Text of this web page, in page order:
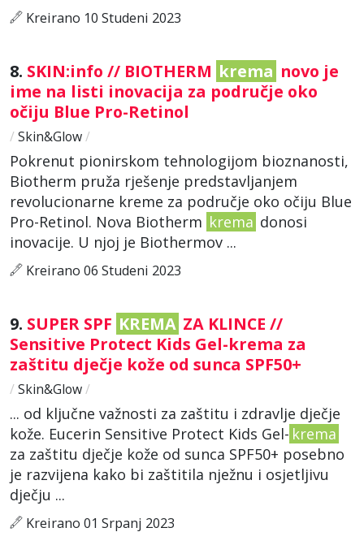
Kreirano 10 Studeni 2023
8. SKIN:info // BIOTHERM krema novo je
ime na listi inovacija za područje oko
očiju Blue Pro-Retinol
/ Skin&Glow/
Pokrenut pionirskom tehnologijom bioznanosti,
Biotherm pruža rješenje predstavljanjem
revolucionarne kreme za područje oko očiju Blue
Pro-Retinol. Nova Biotherm krema donosi
inovacije. U njoj je Biothermov ...
Kreirano 06 Studeni 2023
9. SUPER SPF KREMA ZA KLINCE //
Sensitive Protect Kids Gel-krema za
zaštitu dječje kože od sunca SPF50+
/ Skin&Glow/
... od ključne važnosti za zaštitu i zdravlje dječje
kože. Eucerin Sensitive Protect Kids Gel- krema
za zaštitu dječje kože od sunca SPF50+ posebno
je razvijena kako bi zaštitila nježnu i osjetljivu
dječju ...
Kreirano 01 Srpanj 2023